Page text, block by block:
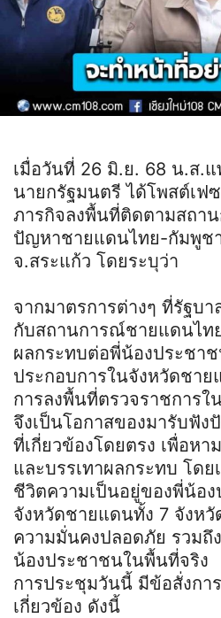
เมื่อวันที่ 26 มิ.ย. 68 น.ส.
นายกรัฐมนตรี ได้โพสต์เฟ
ภารกิจลงพื้นที่ติดตามสถา
ปัญหาชายแดนไทย-กัมพูช
จ.สระแก้ว โดยระบุว่า
จากมาตรการต่างๆ ที่รัฐบ
กับสถานการณ์ชายแดนไท
ผลกระทบต่อพี่น้องประชา
ประกอบการในจังหวัดชาย
การลงพื้นที่ตรวจราชการ
จึงเป็นโอกาสของมารับฟั
ที่เกี่ยวข้องโดยตรง เพื่อหา
และบรรเทาผลกระทบ โด
ชีวิตความเป็นอยู่ของพี่น้อ
จังหวัดชายแดนทั้ง 7 จังห
ความมั่นคงปลอดภัย รวมถึง
น้องประชาชนในพื้นที่จริง
การประชุมวันนี้ มีข้อสั่งกา
เกี่ยวข้อง ดังนี้